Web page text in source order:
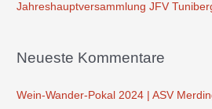
:Jahreshauptversammlung JFV
Neueste Kommentare
Wein-Wander-Pokal 2024 | ASV